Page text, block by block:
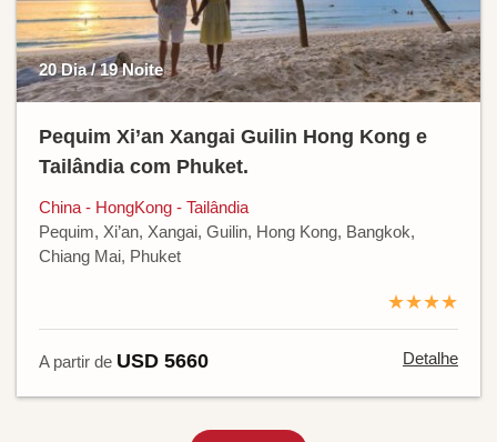
20 Dia / 19 Noite
Pequim Xi’an Xangai Guilin Hong Kong e
Tailândia com Phuket.
China - HongKong - Tailândia
Pequim, Xi’an, Xangai, Guilin, Hong Kong, Bangkok,
Chiang Mai, Phuket
★★★★
A partir de USD 5660 Detalhe